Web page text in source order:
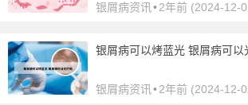
银屑病资讯 •2年前 (2024-12-
银屑病可以烤蓝光 银屑病可以
银屑病资讯 •2年前 (2024-12-